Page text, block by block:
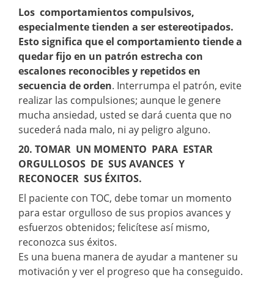
Los comportamientos compulsivos,
especialmente tienden a ser estereotipados.
Esto significa que el comportamiento tiende a
quedar fijo en un patrón estrecha con
escalones reconocibles y repetidos en
secuencia de orden. Interrumpa el patrón, evite
realizar las compulsiones; aunque le genere
mucha ansiedad, usted se dará cuenta que no
sucederá nada malo, ni ay peligro alguno.
20. TOMAR UN MOMENTO PARA ESTAR
ORGULLOSOS DE SUS AVANCES Y
RECONOCER SUS ÉXITOS.
El paciente con TOC, debe tomar un momento
para estar orgulloso de sus propios avances y
esfuerzos obtenidos; felicítese así mismo,
reconozca sus éxitos.
Es una buena manera de ayudar a mantener su
motivación y ver el progreso que ha conseguido.